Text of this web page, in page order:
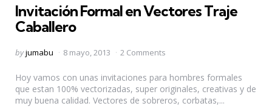
Invitación Formal en Vectores Traje
Caballero
Posted
byjumabu 8 mayo, 2013 2 Comments
Hoy vamos con unas invitaciones para hombres formales
que estan 100% vectorizadas, super originales, creativas y de
muy buena calidad. Vectores de sobreros, corbatas,...